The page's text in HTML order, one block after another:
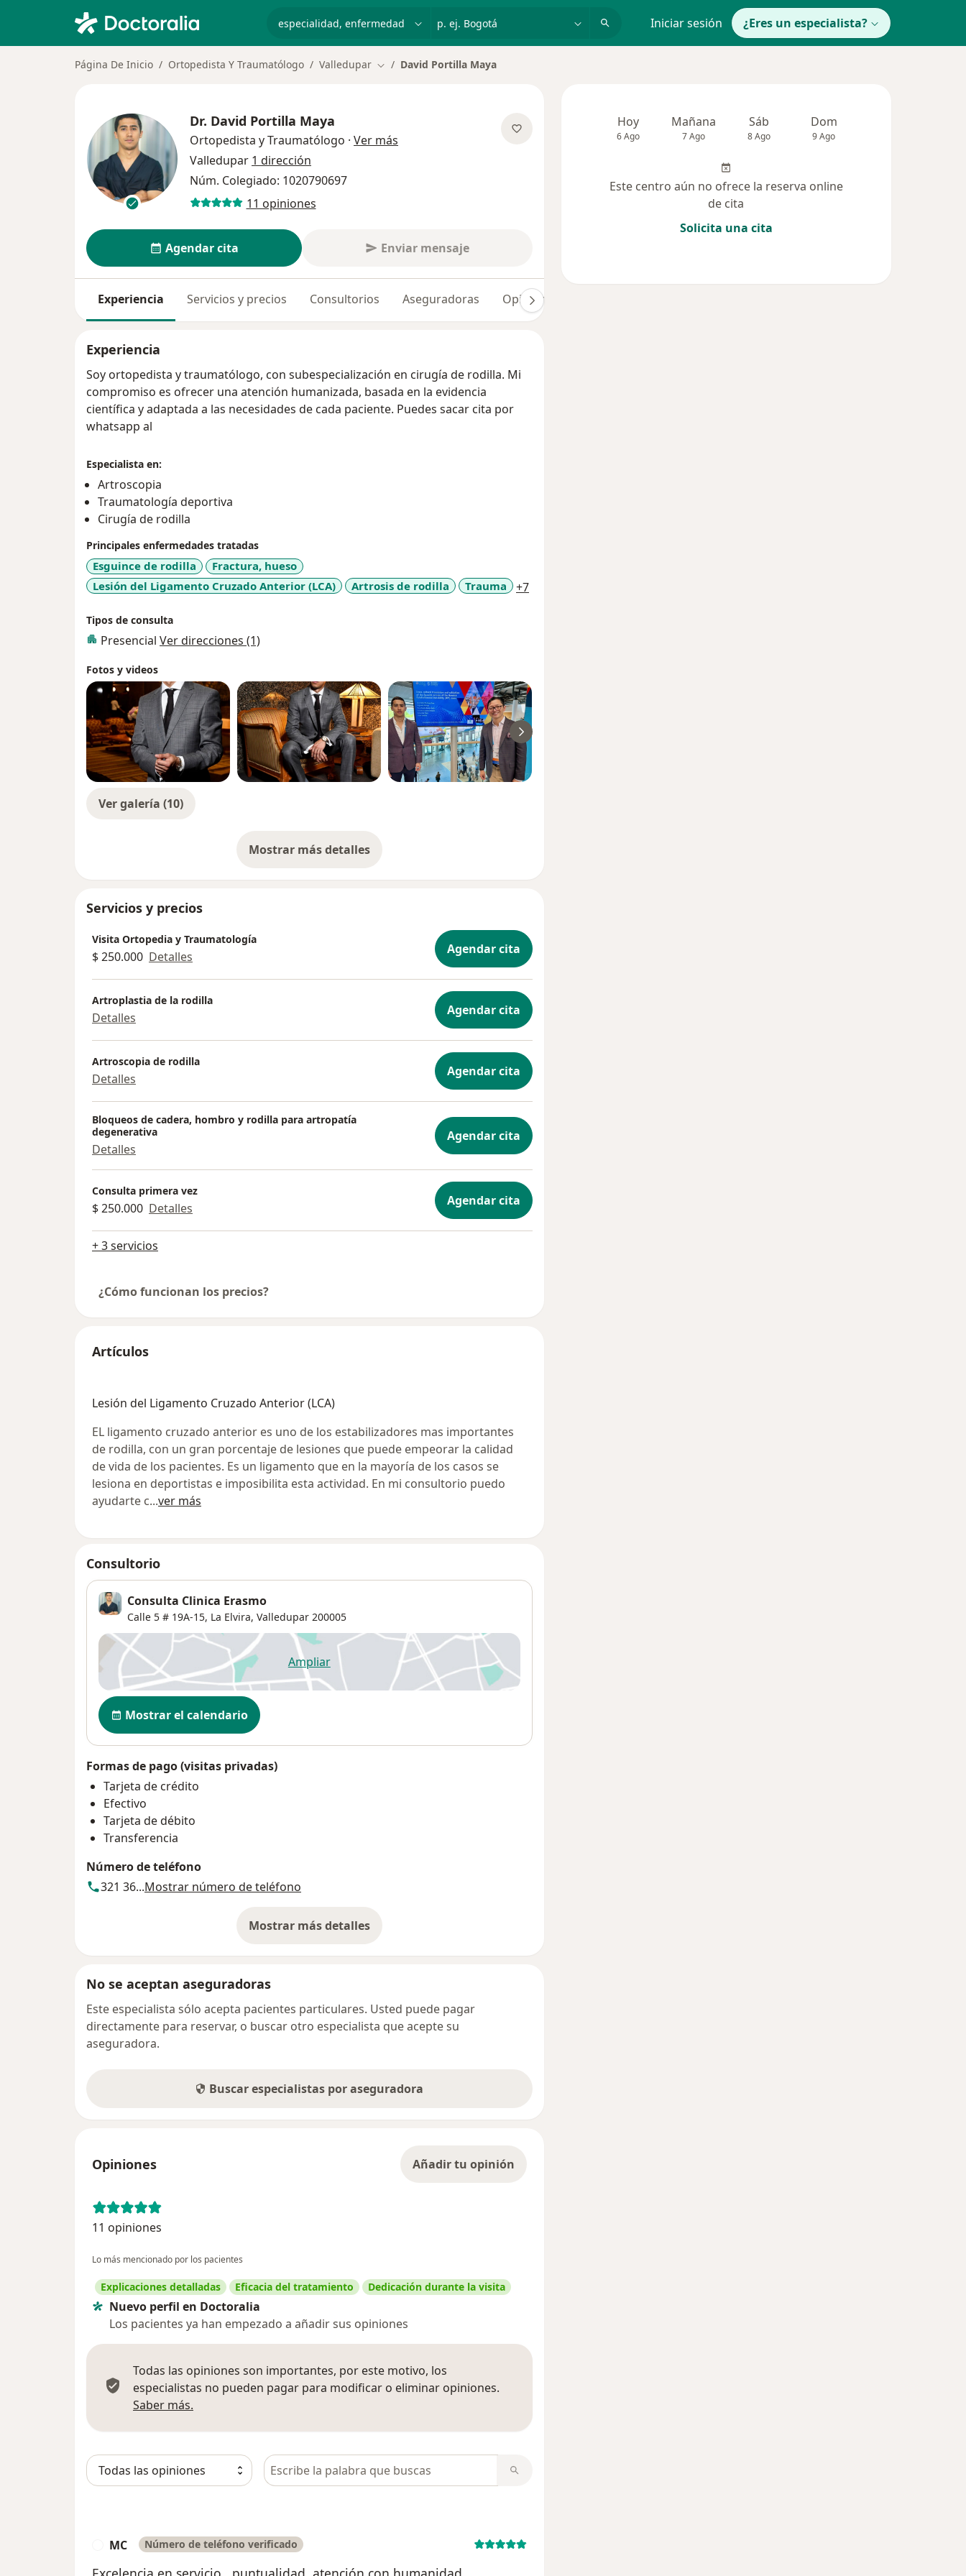
p. ej. Bogotá Iniciar sesión ¿Eres un especialista?
Página De Inicio Ortopedista Y Traumatólogo Valledupar Cambiar de ciudad
David Portilla Maya
Dr. David Portilla Maya
Ortopedista y Traumatólogo · Ver más
Valledupar 1 dirección
Núm. Colegiado: 1020790697
11 opiniones
Agendar cita Enviar mensaje
Experiencia Servicios y precios Consultorios Aseguradoras Opiniones (11)
Experiencia
Soy ortopedista y traumatólogo, con subespecialización en cirugía de rodilla. Mi
compromiso es ofrecer una atención humanizada, basada en la evidencia
científica y adaptada a las necesidades de cada paciente. Puedes sacar cita por
whatsapp al
Especialista en:
Artroscopia
Traumatología deportiva
Cirugía de rodilla
Principales enfermedades tratadas
Esguince de rodilla
Fractura, hueso
Lesión del Ligamento Cruzado Anterior (LCA)
Artrosis de rodilla Trauma +7a11y_sr_more_diseases
Tipos de consulta
Presencial Ver direcciones (1)
Fotos y videos
Ver galería (10)
Mostrar más detalles
sobre la experiencia
Servicios y precios
Visita Ortopedia y Traumatología
$ 250.000 Detalles Agendar cita
Artroplastia de la rodilla
Detalles Agendar cita
Artroscopia de rodilla
Detalles Agendar cita
Bloqueos de cadera, hombro y rodilla para artropatía
degenerativa
Detalles
Agendar cita
Consulta primera vez
$ 250.000 Detalles Agendar cita
+ 3 servicios
¿Cómo funcionan los precios?
Artículos
Lesión del Ligamento Cruzado Anterior (LCA)
EL ligamento cruzado anterior es uno de los estabilizadores mas importantes
de rodilla, con un gran porcentaje de lesiones que puede empeorar la calidad
de vida de los pacientes. Es un ligamento que en la mayoría de los casos se
lesiona en deportistas e imposibilita esta actividad. En mi consultorio puedo
ayudarte c...ver más
Consultorio
Consulta Clinica Erasmo
Calle 5 # 19A-15, La Elvira, Valledupar 200005
Ampliarse abre en una nueva pestaña
Disponibilidad
Mostrar el calendario
Formas de pago (visitas privadas)
Tarjeta de crédito
Efectivo
Tarjeta de débito
Transferencia
Número de teléfono
321 36...Mostrar número de teléfono
Mostrar más detalles
sobre la dirección
No se aceptan aseguradoras
Este especialista sólo acepta pacientes particulares. Usted puede pagar
directamente para reservar, o buscar otro especialista que acepte su
aseguradora.
Buscar especialistas por aseguradora
Opiniones Añadir tu opinión
11 opiniones
Lo más mencionado por los pacientes
Explicaciones detalladas Eficacia del tratamiento Dedicación durante la visita
Nuevo perfil en Doctoralia
Los pacientes ya han empezado a añadir sus opiniones
Todas las opiniones son importantes, por este motivo, los
especialistas no pueden pagar para modificar o eliminar opiniones.
Saber más.
Busca en opiniones
MC Número de teléfono verificado
Hoy
6 Ago
Mañana
7 Ago
Sáb
8 Ago
Dom
9 Ago
Este centro aún no ofrece la reserva online
de cita
Solicita una cita